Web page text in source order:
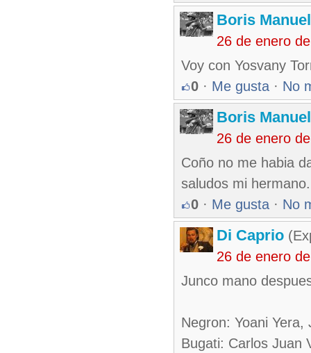
Boris
26 de enero
Voy con Yosvany
0 · Me gusta · No
Boris
26 de enero
Coño no me habia
saludos mi hermano.
0 · Me gusta · No
Di Caprio
26 de enero
Junco mano
Negron: Yoani
Bugati: Carlos Juan